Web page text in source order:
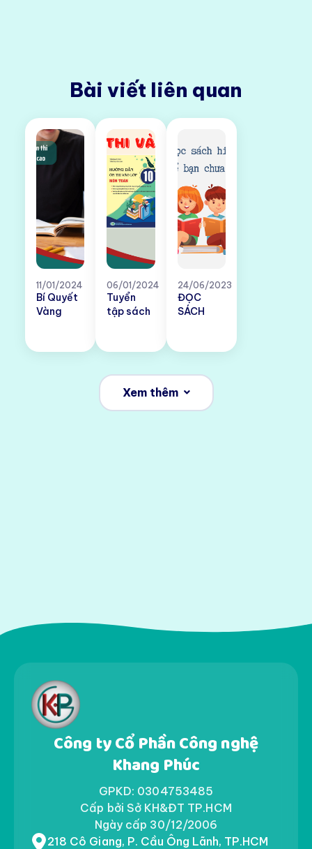
Bài viết liên quan
11/01/2024
Bí Quyết
Vàng
Lớp 10
06/01/2024
Tuyển
tập sách
nhất năm
24/06/2023
ĐỌC
SÁCH
CÁCH,
QUẢ?
Xem thêm
Công ty Cổ Phần Công nghệ
Khang Phúc
GPKD: 0304753485
Cấp bởi Sở KH&ĐT TP.HCM
Ngày cấp 30/12/2006
218 Cô Giang, P. Cầu Ông Lãnh, TP.HCM